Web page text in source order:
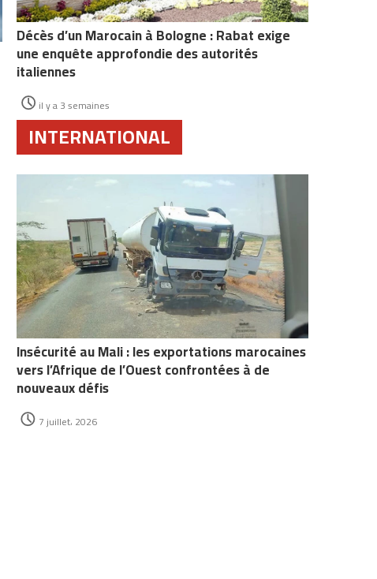
Décès d’un Marocain à Bologne : Rabat exige
une enquête approfondie des autorités
italiennes
il y a 3 semaines
INTERNATIONAL
Insécurité au Mali : les exportations marocaines
vers l’Afrique de l’Ouest confrontées à de
nouveaux défis
7 juillet، 2026